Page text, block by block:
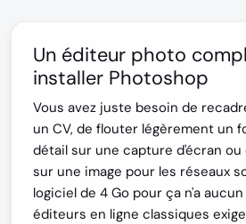
Un éditeur photo
installer Photoshop
Vous avez juste besoin de
un CV, de flouter légèrement un
détail sur une capture d'écran
sur une image pour les réseaux
logiciel de 4 Go pour ça n'a
éditeurs en ligne classiques